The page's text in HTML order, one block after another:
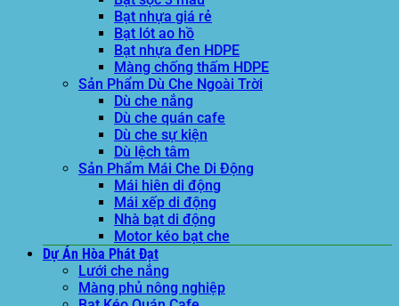
Bạt nhựa giá rẻ
Bạt lót ao hồ
Bạt nhựa đen HDPE
Màng chống thấm HDPE
Sản Phẩm Dù Che Ngoài Trời
Dù che nắng
Dù che quán cafe
Dù che sự kiện
Dù lệch tâm
Sản Phẩm Mái Che Di Động
Mái hiên di động
Mái xếp di động
Nhà bạt di động
Motor kéo bạt che
Dự Án Hòa Phát Đạt
Lưới che nắng
Màng phủ nông nghiệp